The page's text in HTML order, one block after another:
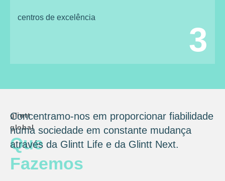
centros de excelência
3
glintt
global
Que
Fazemos
Concentramo-nos em proporcionar fiabilidade
numa sociedade em constante mudança
através da Glintt Life e da Glintt Next.